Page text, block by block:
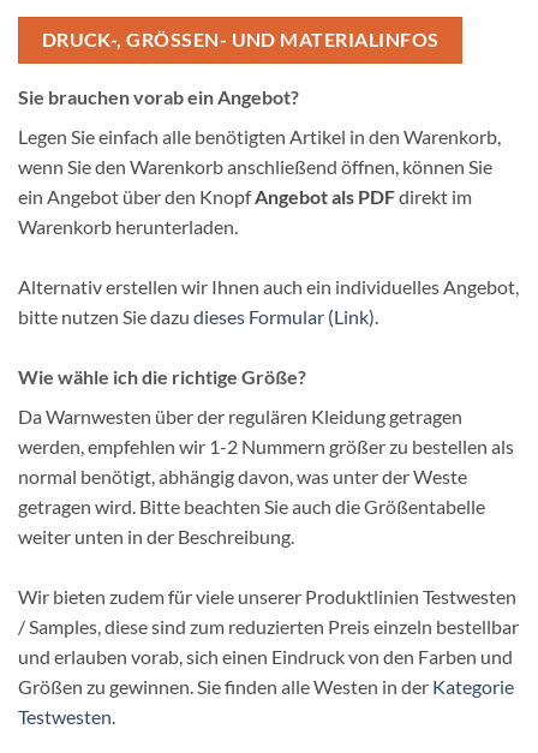
DRUCK-, GRÖSSEN- UND MATERIALINFOS
Sie brauchen vorab ein Angebot?
Legen Sie einfach alle benötigten Artikel in den Warenkorb,
wenn Sie den Warenkorb anschließend öffnen, können Sie
ein Angebot über den KnopfAngebot als PDFdirekt im
Warenkorb herunterladen.
Alternativ erstellen wir Ihnen auch ein individuelles Angebot,
bitte nutzen Sie dazu dieses Formular (Link).
Wie wähle ich die richtige Größe?
Da Warnwesten über der regulären Kleidung getragen
werden, empfehlen wir 1-2 Nummern größer zu bestellen als
normal benötigt, abhängig davon, was unter der Weste
getragen wird. Bitte beachten Sie auch die Größentabelle
weiter unten in der Beschreibung.
Wir bieten zudem für viele unserer Produktlinien Testwesten
/ Samples, diese sind zum reduzierten Preis einzeln bestellbar
und erlauben vorab, sich einen Eindruck von den Farben und
Größen zu gewinnen. Sie finden alle Westen in der Kategorie
Testwesten.